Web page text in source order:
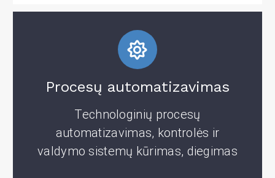
Procesų automatizavimas
Technologinių procesų
automatizavimas, kontrolės ir
valdymo sistemų kūrimas, diegimas